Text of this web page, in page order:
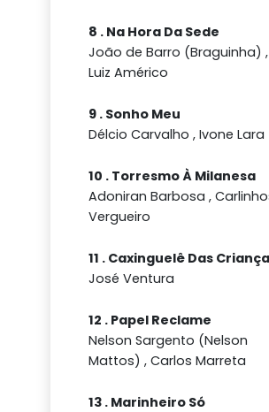
8 . Na Hora Da Sede
João de Barro (Braguinha) ,
Luiz Américo
9 . Sonho Meu
Délcio Carvalho , Ivone Lara
10 . Torresmo À Milanesa
Adoniran Barbosa ,
Vergueiro
11 . Caxinguelê Das
José Ventura
12 . Papel Reclame
Nelson Sargento (Nelson
Mattos) , Carlos Marreta
13 . Marinheiro Só